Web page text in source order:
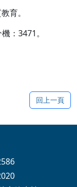
育。
：3471。
回上一頁